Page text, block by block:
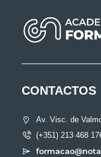
CONTACTOS
Av. Visc. de
(+351) 213 468